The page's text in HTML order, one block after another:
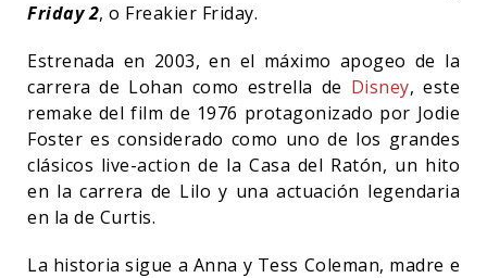
Friday 2, o Freakier Friday.
Estrenada en 2003, en el máximo apogeo de la
carrera de Lohan como estrella de Disney, este
remake del film de 1976 protagonizado por Jodie
Foster es considerado como uno de los grandes
clásicos live-action de la Casa del Ratón, un hito
en la carrera de Lilo y una actuación legendaria
en la de Curtis.
La historia sigue a Anna y Tess Coleman, madre e